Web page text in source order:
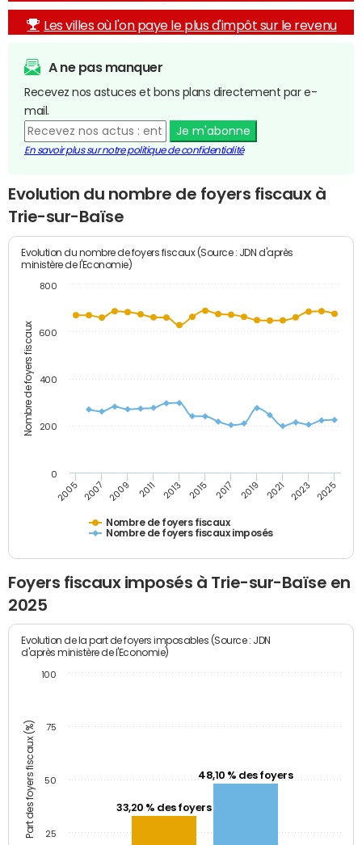
Les villes où l'on paye le plus d'impôt sur le revenu
A ne pas manquer
Recevez nos astuces et bons plans directement par e-
mail.
Je m'abonne
En savoir plus sur notre politique de confidentialité
Evolution du nombre de foyers fiscaux à
Trie-sur-Baïse
Nombre de foyers fiscaux
Evolution du nombre de foyers fiscaux (Source : JDN d'après
ministère de l'Economie)
Nombre de foyers fiscaux
Nombre de foyers fiscaux imposés
2005 2007 2009 2011 2013 2015 2017 2019 2021 2023 2025
0
200
400
600
800
Foyers fiscaux imposés à Trie-sur-Baïse en
2025
Part des foyers fiscaux (%)
Evolution de la part de foyers imposables (Source : JDN
d'après ministère de l'Economie)
33,20 % des foyers
48,10 % des foyers
25
50
75
100